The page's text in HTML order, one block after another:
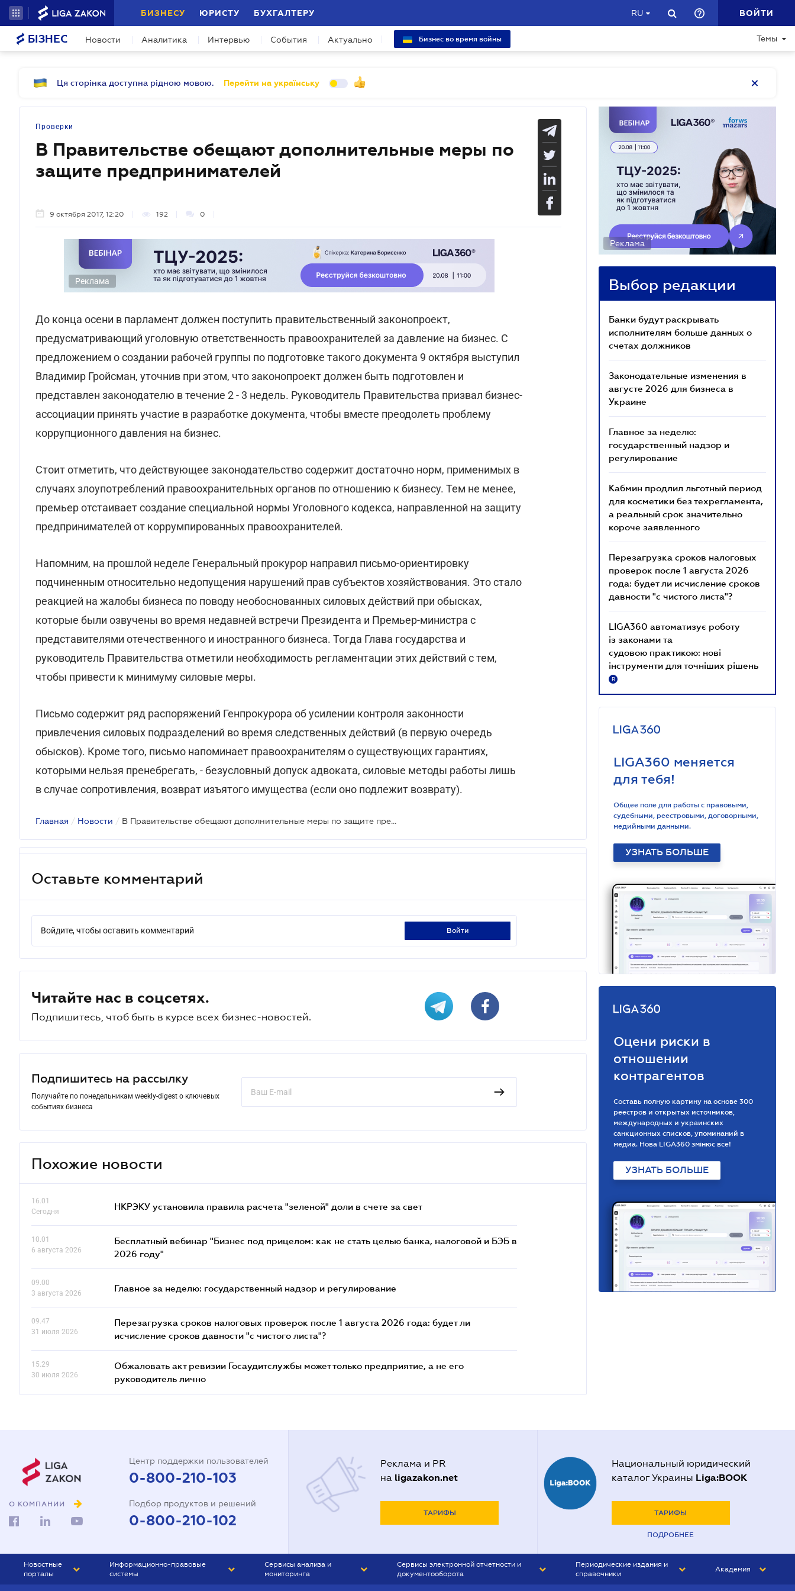
БИЗНЕСУ ЮРИСТУ БУХГАЛТЕРУ RU ВОЙТИ
БІЗНЕС Новости Аналитика Интервью События Актуально Бизнес во время войны Темы
Ця сторінка доступна рідною мовою. Перейти на українську
Проверки
В Правительстве обещают дополнительные меры по
защите предпринимателей
9 октября 2017, 12:20 192 0
Реклама
До конца осени в парламент должен поступить правительственный законопроект,
предусматривающий уголовную ответственность правоохранителей за давление на бизнес. С
предложением о создании рабочей группы по подготовке такого документа 9 октября выступил
Владимир Гройсман, уточнив при этом, что законопроект должен быть подготовлен и
представлен законодателю в течение 2 - 3 недель. Руководитель Правительства призвал бизнес-
ассоциации принять участие в разработке документа, чтобы вместе преодолеть проблему
коррупционного давления на бизнес.
Стоит отметить, что действующее законодательство содержит достаточно норм, применимых в
случаях злоупотреблений правоохранительных органов по отношению к бизнесу. Тем не менее,
премьер отстаивает создание специальной нормы Уголовного кодекса, направленной на защиту
предпринимателей от коррумпированных правоохранителей.
Напомним, на прошлой неделе Генеральный прокурор направил письмо-ориентировку
подчиненным относительно недопущения нарушений прав субъектов хозяйствования. Это стало
реакцией на жалобы бизнеса по поводу необоснованных силовых действий при обысках,
которые были озвучены во время недавней встречи Президента и Премьер-министра с
представителями отечественного и иностранного бизнеса. Тогда Глава государства и
руководитель Правительства отметили необходимость регламентации этих действий с тем,
чтобы привести к минимуму силовые меры.
Письмо содержит ряд распоряжений Генпрокурора об усилении контроля законности
привлечения силовых подразделений во время следственных действий (в первую очередь
обысков). Кроме того, письмо напоминает правоохранителям о существующих гарантиях,
которыми нельзя пренебрегать, - безусловный допуск адвоката, силовые методы работы лишь
в случае сопротивления, возврат изъятого имущества (если оно подлежит возврату).
Главная / Новости / В Правительстве обещают дополнительные меры по защите предпринимателей
Оставьте комментарий
Войдите, чтобы оставить комментарий войти
Читайте нас в соцсетях.
Подпишитесь, чтоб быть в курсе всех бизнес-новостей.
Подпишитесь на рассылку
Получайте по понедельникам weekly-digest о ключевых
событиях бизнеса
Похожие новости
16.01
Сегодня
НКРЭКУ установила правила расчета "зеленой" доли в счете за свет
10.01
6 августа 2026
Бесплатный вебинар "Бизнес под прицелом: как не стать целью банка, налоговой и БЭБ в
2026 году"
09.00
3 августа 2026
Главное за неделю: государственный надзор и регулирование
09.47
31 июля 2026
Перезагрузка сроков налоговых проверок после 1 августа 2026 года: будет ли
исчисление сроков давности "с чистого листа"?
15.29
30 июля 2026
Обжаловать акт ревизии Госаудитслужбы может только предприятие, а не его
руководитель лично
Реклама
Выбор редакции
Банки будут раскрывать
исполнителям больше данных о
счетах должников
Законодательные изменения в
августе 2026 для бизнеса в
Украине
Главное за неделю:
государственный надзор и
регулирование
Кабмин продлил льготный период
для косметики без техрегламента,
а реальный срок значительно
короче заявленного
Перезагрузка сроков налоговых
проверок после 1 августа 2026
года: будет ли исчисление сроков
давности "с чистого листа"?
LIGA360 автоматизує роботу
із законами та
судовою практикою: нові
інструменти для точніших рішень
R
LIGA360 меняется
для тебя!
Общее поле для работы с правовыми,
судебными, реестровыми, договорными,
медийными данными.
УЗНАТЬ БОЛЬШЕ
Оцени риски в
отношении
контрагентов
Составь полную картину на основе 300
реестров и открытых источников,
международных и украинских
санкционных списков, упоминаний в
медиа. Нова LIGA360 змінює все!
УЗНАТЬ БОЛЬШЕ
О КОМПАНИИ
Центр поддержки пользователей
0-800-210-103
Подбор продуктов и решений
0-800-210-102
Реклама и PR
на ligazakon.net
ТАРИФЫ
Национальный юридический
каталог Украины Liga:BOOK
ТАРИФЫ
ПОДРОБНЕЕ
Новостные
порталы
Информационно-правовые
системы
Сервисы анализа и
мониторинга
Сервисы электронной отчетности и
документооборота
Периодические издания и
справочники
Академия